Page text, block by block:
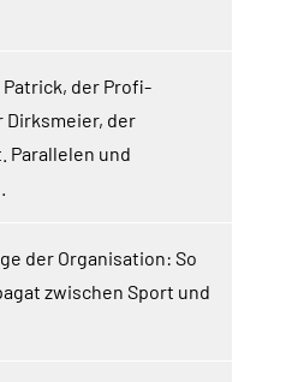
der Profi-
Dirksmeier, der
Parallelen und
der Organisation: So
zwischen Sport und